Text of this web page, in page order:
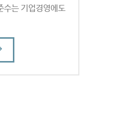
수는 기업경영에도